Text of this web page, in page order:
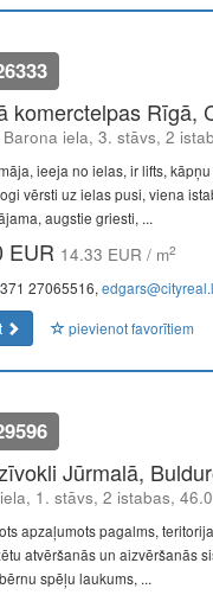
komerctelpas Rīgā,
iela, 3. stāvs, 2
ieeja no ielas, ir lifts,
vērsti uz ielas pusi, viena
augstie griesti, ...
EUR 14.33 EUR / m2
27065516,
pievienot favorītiem
Jūrmalā,
1. stāvs, 2 istabas,
apzaļumots pagalms,
atvēršanās un aizvēršanās
spēļu laukums, ...